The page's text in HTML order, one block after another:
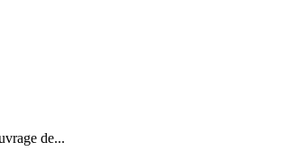
de...